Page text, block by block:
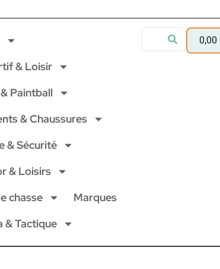
& Loisir
Paintball
& Chaussures
& Sécurité
& Loisirs
chasse
Marques
& Tactique
0,00